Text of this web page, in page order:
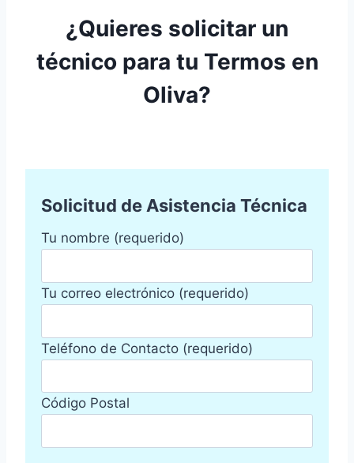
¿Quieres solicitar un
técnico para tu Termos en
Oliva?
Solicitud de Asistencia Técnica
Tu nombre (requerido)
Tu correo electrónico (requerido)
Teléfono de Contacto (requerido)
Código Postal